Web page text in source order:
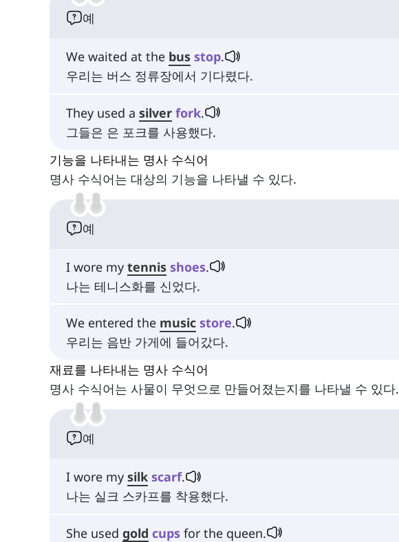
예
We waited at the bus stop.
우리는 버스 정류장에서 기다렸다.
They used a silver fork.
그들은 은 포크를 사용했다.
기능을 나타내는 명사 수식어
명사 수식어는 대상의 기능을 나타낼 수 있다.
예
I wore my tennis shoes.
나는 테니스화를 신었다.
We entered the music store.
우리는 음반 가게에 들어갔다.
재료를 나타내는 명사 수식어
명사 수식어는 사물이 무엇으로 만들어졌는지를 나타낼 수 있다.
예
I wore my silk scarf.
나는 실크 스카프를 착용했다.
She used gold cups for the queen.